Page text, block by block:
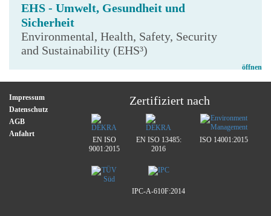
EHS - Umwelt, Gesundheit und
Sicherheit
Environmental, Health, Safety, Security
and Sustainability (EHS³)
öffnen
Impressum
Datenschutz
AGB
Anfahrt
Zertifiziert nach
EN ISO
9001:2015
EN ISO 13485:
2016
ISO 14001:2015
IPC-A-610F:2014